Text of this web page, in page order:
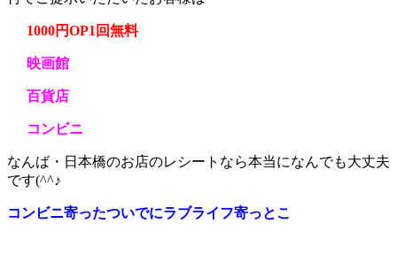
1000円OP1回無料
映画館
百貨店
コンビニ
なんば・日本橋のお店のレシートなら本当になんでも大丈夫
です(^^♪
コンビニ寄ったついでにラブライフ寄っとこ